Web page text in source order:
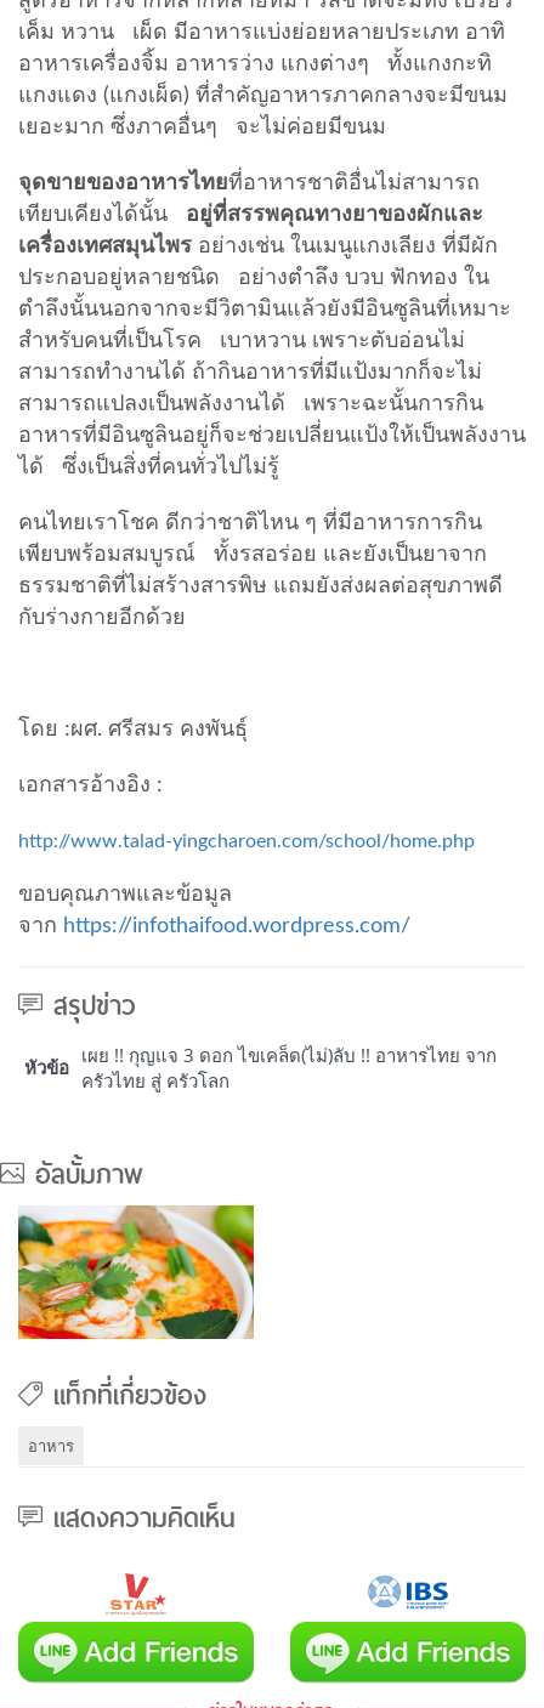
เค็ม หวาน เผ็ด มีอาหารแบ่งย่อยหลายประเภท อาทิ
อาหารเครื่องจิ้ม อาหารว่าง แกงต่างๆ ทั้งแกงกะทิ
แกงแดง (แกงเผ็ด) ที่สำคัญอาหารภาคกลางจะมีขนม
เยอะมาก ซึ่งภาคอื่นๆ จะไม่ค่อยมีขนม
จุดขายของอาหารไทยที่อาหารชาติอื่นไม่สามารถ
เทียบเคียงได้นั้น อยู่ที่สรรพคุณทางยาของผักและ
เครื่องเทศสมุนไพร อย่างเช่น ในเมนูแกงเลียง ที่มีผัก
ประกอบอยู่หลายชนิด อย่างตำลึง บวบ ฟักทอง ใน
ตำลึงนั้นนอกจากจะมีวิตามินแล้วยังมีอินซูลินที่เหมาะ
สำหรับคนที่เป็นโรค เบาหวาน เพราะตับอ่อนไม่
สามารถทำงานได้ ถ้ากินอาหารที่มีแป้งมากก็จะไม่
สามารถแปลงเป็นพลังงานได้ เพราะฉะนั้นการกิน
อาหารที่มีอินซูลินอยู่ก็จะช่วยเปลี่ยนแป้งให้เป็นพลังงาน
ได้ ซึ่งเป็นสิ่งที่คนทั่วไปไม่รู้
คนไทยเราโชค ดีกว่าชาติไหน ๆ ที่มีอาหารการกิน
เพียบพร้อมสมบูรณ์ ทั้งรสอร่อย และยังเป็นยาจาก
ธรรมชาติที่ไม่สร้างสารพิษ แถมยังส่งผลต่อสุขภาพดี
กับร่างกายอีกด้วย
โดย :ผศ. ศรีสมร คงพันธุ์
เอกสารอ้างอิง :
http://www.talad-yingcharoen.com/school/home.php
ขอบคุณภาพและข้อมูล
จาก https://infothaifood.wordpress.com/
สรุปข่าว
หัวข้อ เผย !! กุญแจ 3 ดอก ไขเคล็ด(ไม่)ลับ !! อาหารไทย จาก
ครัวไทย สู่ ครัวโลก
อัลบั้มภาพ
แท็กที่เกี่ยวข้อง
อาหาร
แสดงความคิดเห็น